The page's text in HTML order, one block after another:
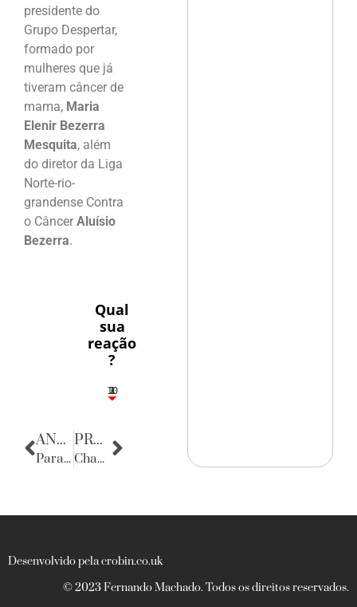
presidente do
Grupo Despertar,
formado por
mulheres que já
tiveram câncer de
mama, Maria
Elenir Bezerra
Mesquita, além
do diretor da Liga
Norte-rio-
grandense Contra
o Câncer Aluísio
Bezerra.
Qual
sua
reação
?
3
1
1
2
10
ANTERIOR
Parabéns
PRÓXIMA
Chanel na Aliança
Desenvolvido pela crobin.co.uk
© 2023 Fernando Machado. Todos os direitos reservados.